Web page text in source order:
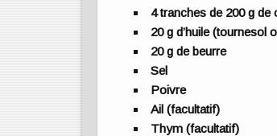
4 tranches de 200 g
20 g d’huile (tournesol
20 g de beurre
Sel
Poivre
Ail (facultatif)
Thym (facultatif)